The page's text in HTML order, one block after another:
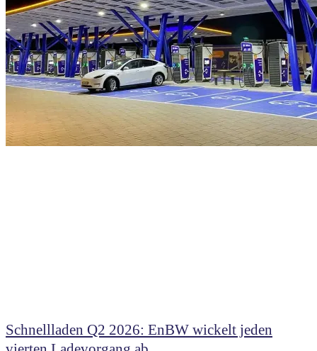
Schnellladen Q2 2026: EnBW wickelt jeden